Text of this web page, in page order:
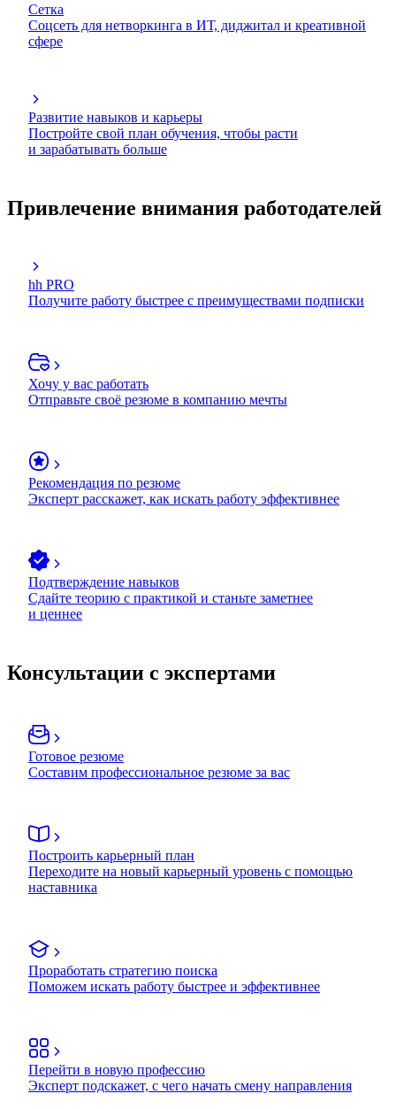
Сетка
Соцсеть для нетворкинга в ИТ, диджитал и креативной
сфере
Развитие навыков и карьеры
Постройте свой план обучения, чтобы расти
и зарабатывать больше
Привлечение внимания работодателей
hh PRO
Получите работу быстрее с преимуществами подписки
Хочу у вас работать
Отправьте своё резюме в компанию мечты
Рекомендация по резюме
Эксперт расскажет, как искать работу эффективнее
Подтверждение навыков
Сдайте теорию с практикой и станьте заметнее
и ценнее
Консультации с экспертами
Готовое резюме
Составим профессиональное резюме за вас
Построить карьерный план
Переходите на новый карьерный уровень с помощью
наставника
Проработать стратегию поиска
Поможем искать работу быстрее и эффективнее
Перейти в новую профессию
Эксперт подскажет, с чего начать смену направления